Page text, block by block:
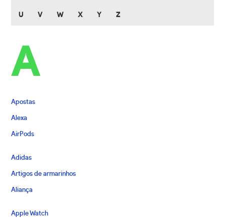
U V W X Y Z
A
Apostas
Alexa
AirPods
Adidas
Artigos de armarinhos
Aliança
Apple Watch